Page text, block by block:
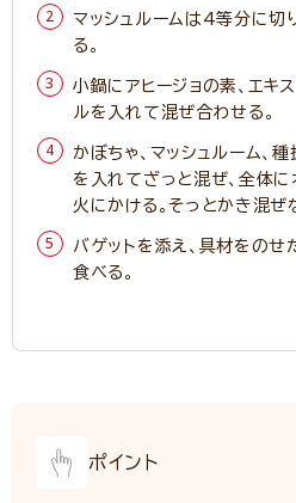
マッシュルームは4等分に切
る。
小鍋にアヒージョの素、エキ
ルを入れて混ぜ合わせる。
かぼちゃ、マッシュルーム、
を入れてざっと混ぜ、全体
火にかける。そっとかき混ぜ
バゲットを添え、具材をのせ
食べる。
ポイント